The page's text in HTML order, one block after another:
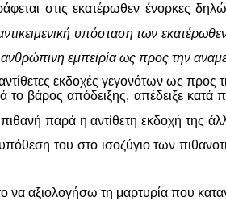
στις εκατέρωθεν ένορκες
υπόσταση των
εμπειρία ως προς την
εκδοχές γεγονότων ως προς
βάρος απόδειξης, απέδειξε κατά
παρά η αντίθετη εκδοχή της
του στο ισοζύγιο των
αξιολογήσω τη μαρτυρία που